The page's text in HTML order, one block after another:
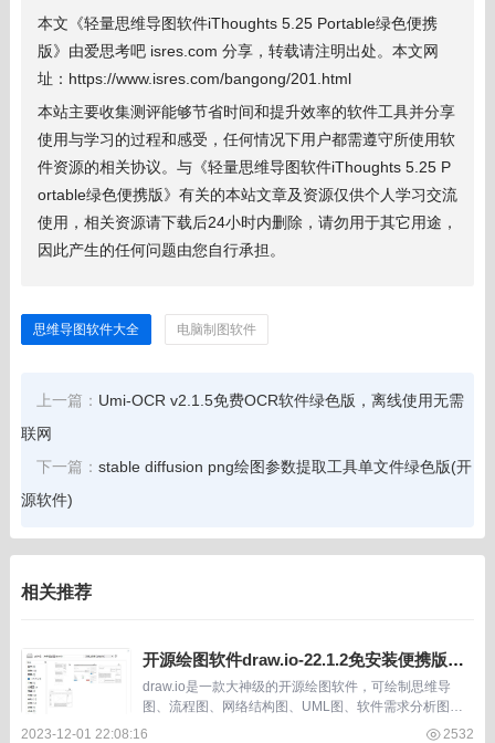
本文《轻量思维导图软件iThoughts 5.25 Portable绿色便携
版》由爱思考吧 isres.com 分享，转载请注明出处。本文网
址：https://www.isres.com/bangong/201.html
本站主要收集测评能够节省时间和提升效率的软件工具并分享
使用与学习的过程和感受，任何情况下用户都需遵守所使用软
件资源的相关协议。与《轻量思维导图软件iThoughts 5.25 P
ortable绿色便携版》有关的本站文章及资源仅供个人学习交流
使用，相关资源请下载后24小时内删除，请勿用于其它用途，
因此产生的任何问题由您自行承担。
思维导图软件大全 电脑制图软件
上一篇： Umi-OCR v2.1.5免费OCR软件绿色版，离线使用无需
联网
下一篇： stable diffusion png绘图参数提取工具单文件绿色版(开
源软件)
相关推荐
开源绘图软件draw.io-22.1.2免安装便携版，
思维导图、工程图
draw.io是一款大神级的开源绘图软件，可绘制思维导
图、流程图、网络结构图、UML图、软件需求分析图、
地图、商务数据图表、排版布局图表等多种格式的图表，
2023-12-01 22:08:16 2532